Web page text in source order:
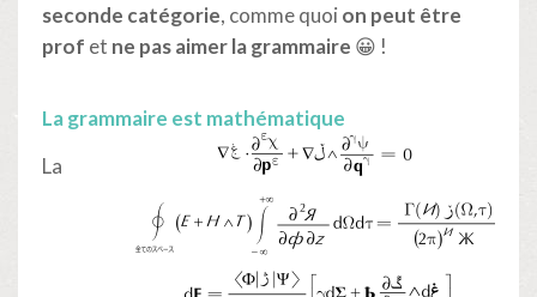
seconde catégorie, comme quoi on peut être
prof et ne pas aimer la grammaire 😀 !
La grammaire est mathématique
La